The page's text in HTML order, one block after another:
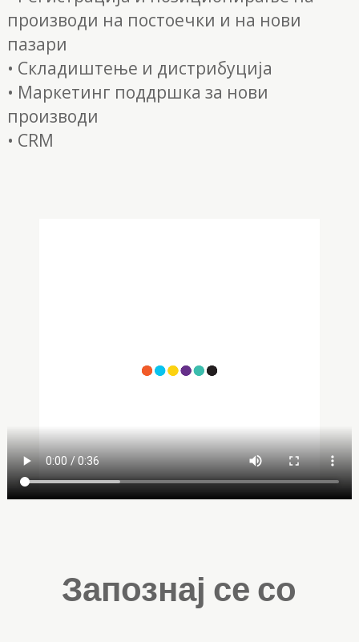
производи на постоечки и на нови
пазари
• Складиштење и дистрибуција
• Маркетинг поддршка за нови
производи
• CRM
Запознај се со